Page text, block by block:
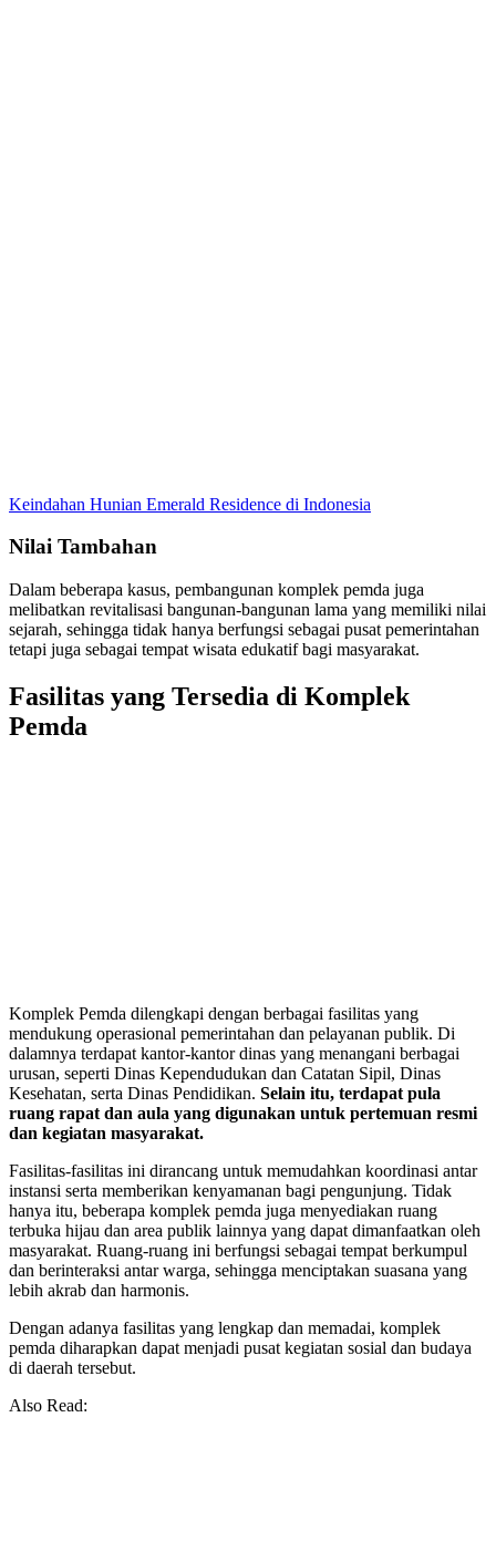
Keindahan Hunian Emerald Residence di Indonesia
Nilai Tambahan
Dalam beberapa kasus, pembangunan komplek pemda juga
melibatkan revitalisasi bangunan-bangunan lama yang memiliki nilai
sejarah, sehingga tidak hanya berfungsi sebagai pusat pemerintahan
tetapi juga sebagai tempat wisata edukatif bagi masyarakat.
Fasilitas yang Tersedia di Komplek
Pemda
Komplek Pemda dilengkapi dengan berbagai fasilitas yang
mendukung operasional pemerintahan dan pelayanan publik. Di
dalamnya terdapat kantor-kantor dinas yang menangani berbagai
urusan, seperti Dinas Kependudukan dan Catatan Sipil, Dinas
Kesehatan, serta Dinas Pendidikan. Selain itu, terdapat pula
ruang rapat dan aula yang digunakan untuk pertemuan resmi
dan kegiatan masyarakat.
Fasilitas-fasilitas ini dirancang untuk memudahkan koordinasi antar
instansi serta memberikan kenyamanan bagi pengunjung. Tidak
hanya itu, beberapa komplek pemda juga menyediakan ruang
terbuka hijau dan area publik lainnya yang dapat dimanfaatkan oleh
masyarakat. Ruang-ruang ini berfungsi sebagai tempat berkumpul
dan berinteraksi antar warga, sehingga menciptakan suasana yang
lebih akrab dan harmonis.
Dengan adanya fasilitas yang lengkap dan memadai, komplek
pemda diharapkan dapat menjadi pusat kegiatan sosial dan budaya
di daerah tersebut.
Also Read: